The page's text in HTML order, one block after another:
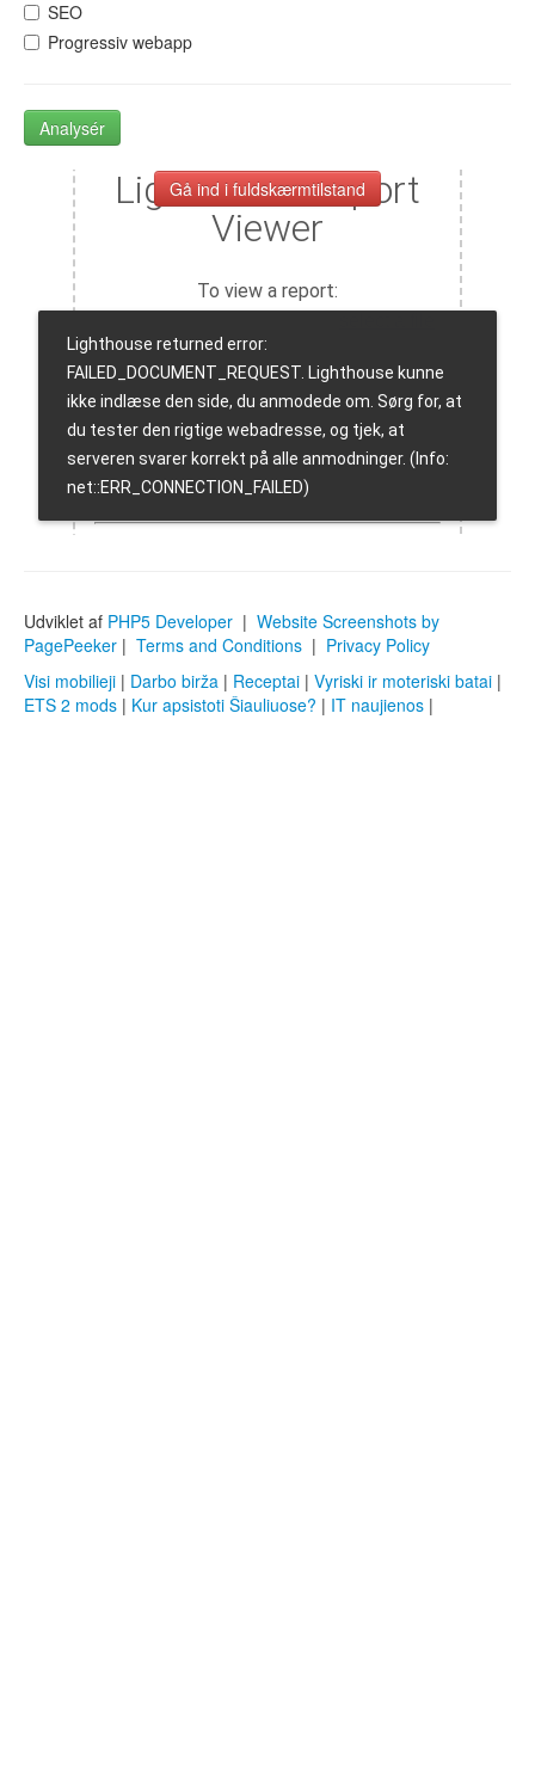
SEO
Progressiv webapp
Analysér
Gå ind i fuldskærmtilstand
Udviklet af PHP5 Developer | Website Screenshots by
PagePeeker | Terms and Conditions | Privacy Policy
Visi mobilieji | Darbo birža | Receptai | Vyriski ir moteriski batai |
ETS 2 mods | Kur apsistoti Šiauliuose? | IT naujienos |